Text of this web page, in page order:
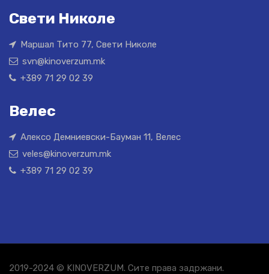
Свети Николе
Маршал Тито 77, Свети Николе
svn@kinoverzum.mk
+389 71 29 02 39
Велес
Алексо Демниевски-Бауман 11, Велес
veles@kinoverzum.mk
+389 71 29 02 39
2019-2024 © KINOVERZUM. Сите права задржани.